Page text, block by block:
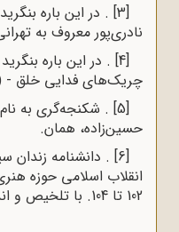
[3]
. در این باره
نادری‌پور معروف به
[4]
. در این باره
چریک‌های فدایی خلق -
[5]
. شکنجه‌گری به
حسین‌زاده، همان.
[6]
. دانشنامه زندان
102 تا 104. با تلخیص و اندکی ویراستاری.